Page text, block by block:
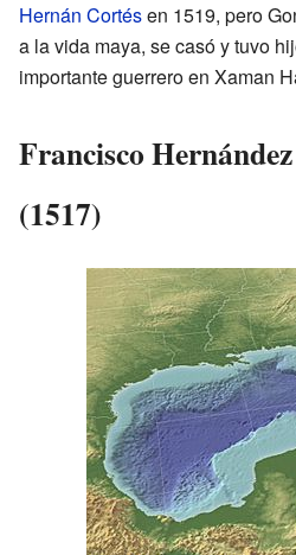
Hernán Cortésen 1519, pero
a la vida maya, se casó y tuvo
importante guerrero en Xaman
Francisco
(1517)